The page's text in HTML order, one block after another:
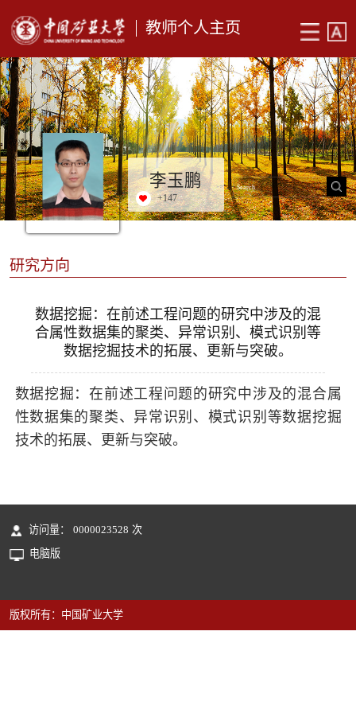
教师个人主页
李玉鹏
+147
研究方向
数据挖掘：在前述工程问题的研究中涉及的混
合属性数据集的聚类、异常识别、模式识别等
数据挖掘技术的拓展、更新与突破。
数据挖掘：在前述工程问题的研究中涉及的混合属
性数据集的聚类、异常识别、模式识别等数据挖掘
技术的拓展、更新与突破。
访问量： 0000023528 次
电脑版
版权所有：中国矿业大学